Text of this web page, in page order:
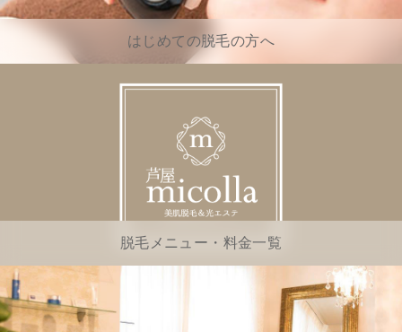
はじめての脱毛の方へ
脱毛メニュー・料金一覧